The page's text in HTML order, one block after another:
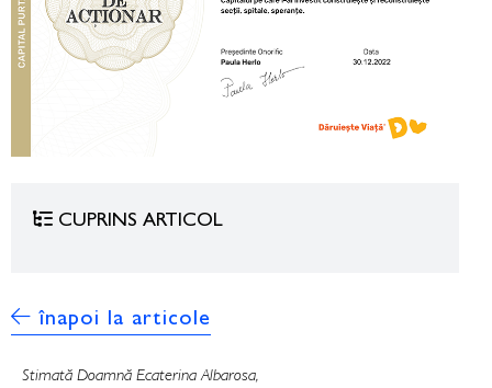
CUPRINS ARTICOL
înapoi la articole
Stimată Doamnă Ecaterina Albarosa,